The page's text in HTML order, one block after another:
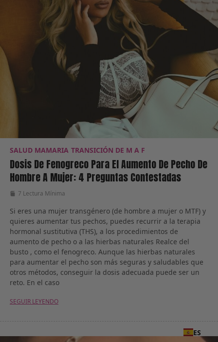
SALUD MAMARIA TRANSICIÓN DE M A F
Dosis De Fenogreco Para El Aumento De Pecho De
Hombre A Mujer: 4 Preguntas Contestadas
7 Lectura Mínima
Si eres una mujer transgénero (de hombre a mujer o MTF) y
quieres aumentar tus pechos, puedes recurrir a la terapia
hormonal sustitutiva (THS), a los procedimientos de
aumento de pecho o a las hierbas naturales Realce del
busto , como el fenogreco. Aunque las hierbas naturales
para aumentar el pecho son más seguras y saludables que
otros métodos, conseguir la dosis adecuada puede ser un
reto. En el caso
SEGUIR LEYENDO
ES